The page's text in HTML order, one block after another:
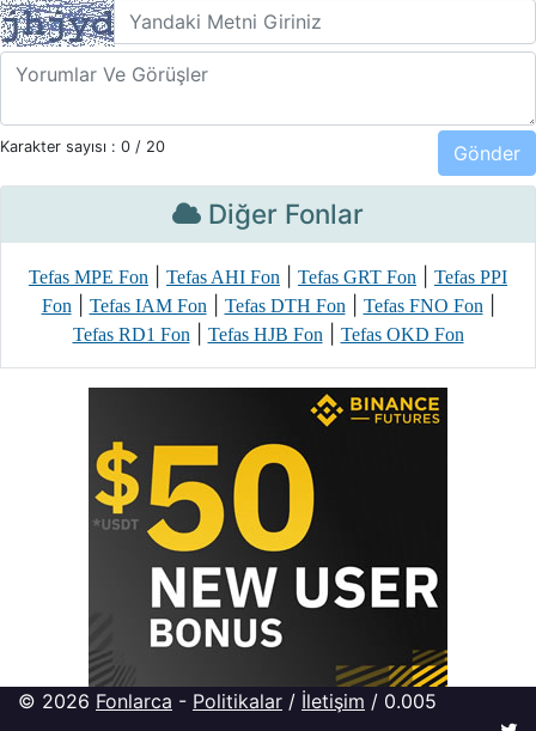
Karakter sayısı : 0 / 20
Diğer Fonlar
Tefas MPE Fon Tefas AHI Fon Tefas GRT Fon
Tefas PPI
Fon| Tefas IAM Fon| Tefas DTH Fon| Tefas FNO Fon|
Tefas RD1 Fon| Tefas HJB Fon| Tefas OKD Fon
© 2026 Fonlarca - Politikalar / İletişim / 0.005